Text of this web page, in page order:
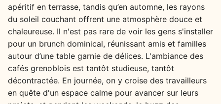
apéritif en terrasse, tandis qu’en automne, les rayons
du soleil couchant offrent une atmosphère douce et
chaleureuse. Il n'est pas rare de voir les gens s'installer
pour un brunch dominical, réunissant amis et familles
autour d’une table garnie de délices. L'ambiance des
cafés grenoblois est tantôt studieuse, tantôt
décontractée. En journée, on y croise des travailleurs
en quête d'un espace calme pour avancer sur leurs